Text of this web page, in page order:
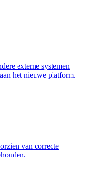
externe systemen
het nieuwe platform.
van correcte